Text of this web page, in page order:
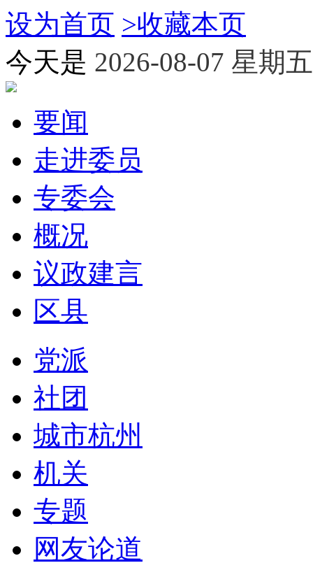
设为首页 >收藏本页
今天是 2026-08-07 星期五
要闻
走进委员
专委会
概况
议政建言
区县
党派
社团
城市杭州
机关
专题
网友论道